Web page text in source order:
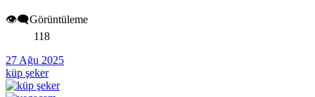
👁️‍🗨️Görüntüleme
118
27 Ağu 2025
küp şeker